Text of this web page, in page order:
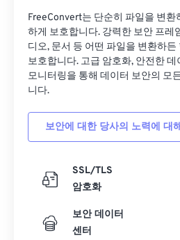
FreeConvert는 단순히 파일을 변환
하게 보호합니다. 강력한 보안 프레
디오, 문서 등 어떤 파일을 변환하든
보호합니다. 고급 암호화, 안전한
모니터링을 통해 데이터 보안의 모
니다.
보안에 대한 당사의 노력에 대
SSL/TLS
암호화
보안 데이터
센터